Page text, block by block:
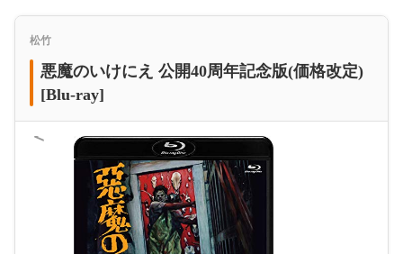
松竹
悪魔のいけにえ 公開40周年記念版(価格改定)
[Blu-ray]
＜